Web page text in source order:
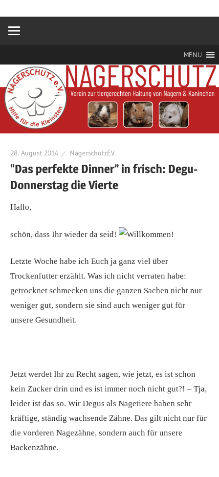
springen
Nagerschutz
für
MENU
28. August 2014 NagerschutzEV
“Das perfekte Dinner” in frisch: Degu-
Donnerstag die Vierte
Hallo,
schön, dass Ihr wieder da seid!
Letzte Woche habe ich Euch ja ganz viel über
Trockenfutter erzählt. Was ich nicht verraten habe:
getrocknet schmecken uns die ganzen Sachen nicht nur
weniger gut, sondern sie sind auch weniger gut für
unsere Gesundheit.
Jetzt werdet Ihr zu Recht sagen, wie jetzt, es ist schon
kein Zucker drin und es ist immer noch nicht gut?! – Tja,
leider ist das so. Wir Degus als Nagetiere haben sehr
kräftige, ständig wachsende Zähne. Das gilt nicht nur für
die vorderen Nagezähne, sondern auch für unsere
Backenzähne.